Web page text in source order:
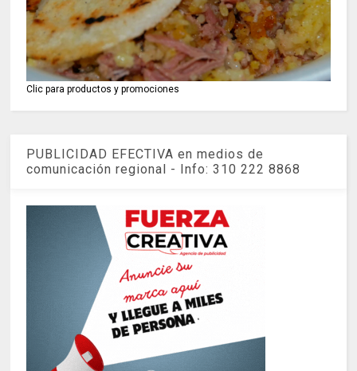
Clic para productos y promociones
PUBLICIDAD EFECTIVA en medios de
comunicación regional - Info: 310 222 8868